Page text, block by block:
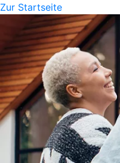
Zur Startseite